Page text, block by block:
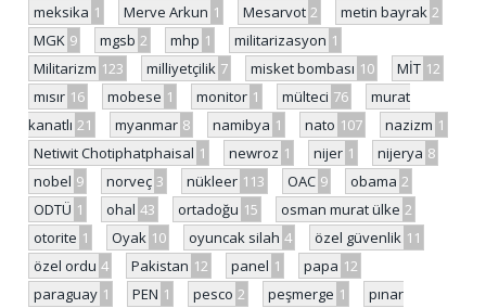
meksika 1 Merve Arkun 1 Mesarvot 2 metin bayrak 2
MGK 9 mgsb 2 mhp 1 militarizasyon 1
Militarizm 123 milliyetçilik 7 misket bombası 10 MİT 12
mısır 16 mobese 1 monitor 1 mülteci 76
murat
kanatlı 21 myanmar 8 namibya 1 nato 107 nazizm 1
Netiwit Chotiphatphaisal 1 newroz 1 nijer 1 nijerya 8
nobel 9 norveç 3 nükleer 113 OAC 9 obama 2
ODTÜ 1 ohal 43 ortadoğu 15 osman murat ülke 2
otorite 1 Oyak 10 oyuncak silah 4 özel güvenlik 11
özel ordu 4 Pakistan 12 panel 1 papa 12
paraguay 1 PEN 1 pesco 2 peşmerge 1
pınar